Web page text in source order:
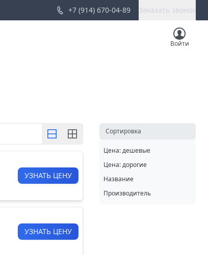
+7 (914) 670-04-89 Заказать звонок
Войти
УЗНАТЬ ЦЕНУ
УЗНАТЬ ЦЕНУ
Cортировка
Цена: дешевые
Цена: дорогие
Название
Производитель